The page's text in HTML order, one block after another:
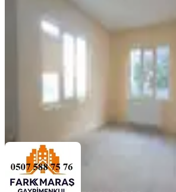
155 m²·03.05.2026
FARKMARAŞ GAYRİMENKUL Mehmet